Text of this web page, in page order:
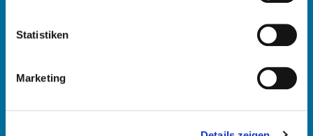
Statistiken
MarketingKUNDENDIENST